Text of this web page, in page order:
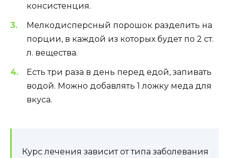
консистенция.
Мелкодисперсный порошок разделить на
порции, в каждой из которых будет по 2 ст.
л. вещества.
Есть три раза в день перед едой, запивать
водой. Можно добавлять 1 ложку меда для
вкуса.
Курс лечения зависит от типа заболевания